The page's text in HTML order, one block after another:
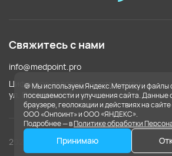
Свяжитесь с нами
info@medpoint.pro
Цифровое деловое пространство,
ул. Покровка, 47
2026 © Все права защищены.
🍪 Мы используем Яндекс.Метрику и файлы
посещаемости и улучшения сайта. Данные
браузере, геолокации и действиях на
ООО «Онпоинт» и ООО «ЯНДЕКС».
Подробнее — вПолитике обработки
Принимаю